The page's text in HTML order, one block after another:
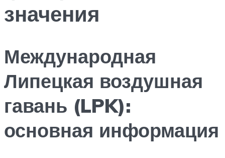
значения
Международная
Липецкая воздушная
гавань (LPK):
основная информация